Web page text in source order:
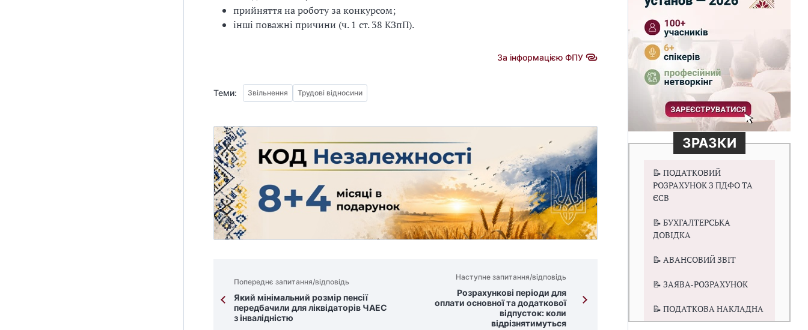
прийняття на роботу за конкурсом;
інші поважні причини (ч. 1 ст. 38 КЗпП).
За інформацією ФПУ
Теми: Звільнення Трудові відносини
Попереднє запитання/відповідь
Який мінімальний розмір пенсії
передбачили для ліквідаторів ЧАЕС
з інвалідністю
Наступне запитання/відповідь
Розрахункові періоди для
оплати основної та додаткової
відпусток: коли
відрізнятимуться
ЗРАЗКИ
📝 ПОДАТКОВИЙ
РОЗРАХУНОК З ПДФО ТА
ЄСВ
📝 БУХГАЛТЕРСЬКА
ДОВІДКА
📝 АВАНСОВИЙ ЗВІТ
📝 ЗАЯВА-РОЗРАХУНОК
📝 ПОДАТКОВА НАКЛАДНА